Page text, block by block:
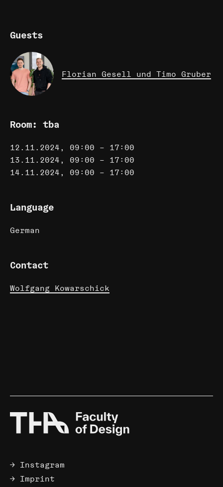
Guests
Florian Gesell und Timo Gruber
Room: tba
12.11.2024, 09:00 – 17:00
13.11.2024, 09:00 – 17:00
14.11.2024, 09:00 – 17:00
Language
German
Contact
Wolfgang Kowarschick
Instagram
Imprint